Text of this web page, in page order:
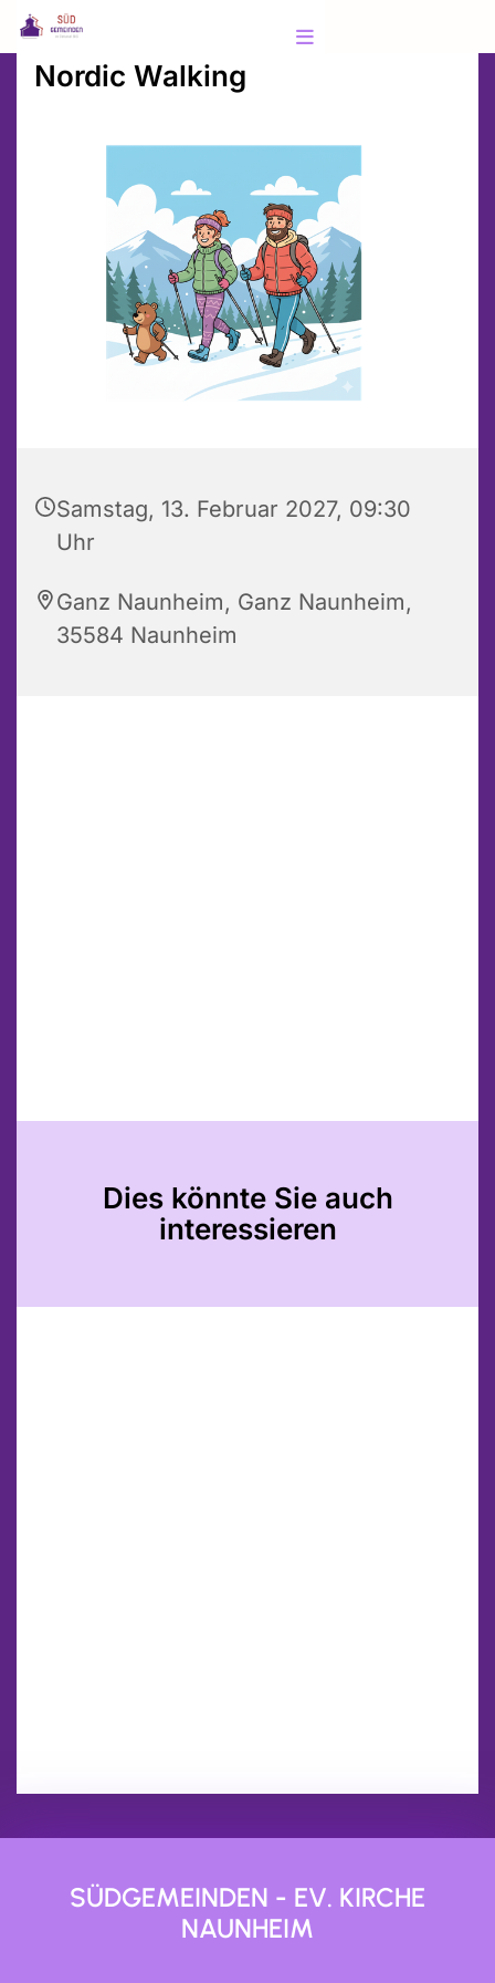
Nordic Walking
Samstag, 13. Februar 2027, 09:30
Uhr
Ganz Naunheim, Ganz Naunheim,
35584 Naunheim
Dies könnte Sie auch
interessieren
SÜDGEMEINDEN - EV. KIRCHE
NAUNHEIM